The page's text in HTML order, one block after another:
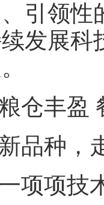
引领性
发展科
仓丰盈
新品种，
项项技